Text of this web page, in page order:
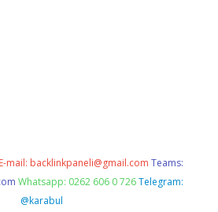
E-mail: backlinkpaneli@gmail.com Teams:
Whatsapp: 0262 606 0 726 Telegram:
@karabul